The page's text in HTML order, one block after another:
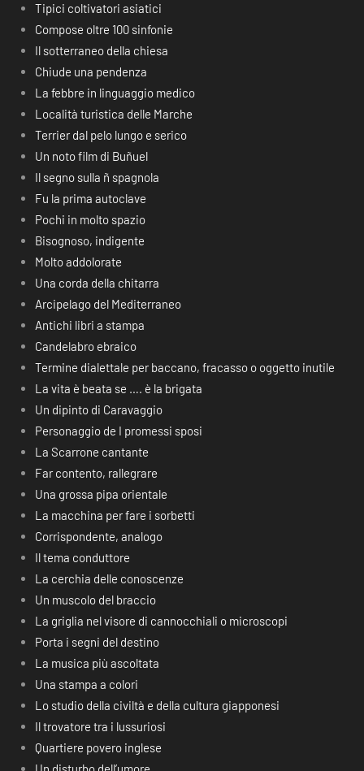
Tipici coltivatori asiatici
Compose oltre 100 sinfonie
Il sotterraneo della chiesa
Chiude una pendenza
La febbre in linguaggio medico
Località turistica delle Marche
Terrier dal pelo lungo e serico
Un noto film di Buñuel
Il segno sulla ñ spagnola
Fu la prima autoclave
Pochi in molto spazio
Bisognoso, indigente
Molto addolorate
Una corda della chitarra
Arcipelago del Mediterraneo
Antichi libri a stampa
Candelabro ebraico
Termine dialettale per baccano, fracasso o oggetto inutile
La vita è beata se …. è la brigata
Un dipinto di Caravaggio
Personaggio de I promessi sposi
La Scarrone cantante
Far contento, rallegrare
Una grossa pipa orientale
La macchina per fare i sorbetti
Corrispondente, analogo
Il tema conduttore
La cerchia delle conoscenze
Un muscolo del braccio
La griglia nel visore di cannocchiali o microscopi
Porta i segni del destino
La musica più ascoltata
Una stampa a colori
Lo studio della civiltà e della cultura giapponesi
Il trovatore tra i lussuriosi
Quartiere povero inglese